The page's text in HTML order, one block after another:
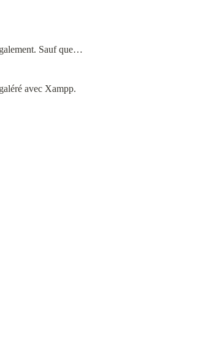
Sauf que…
avec Xampp.